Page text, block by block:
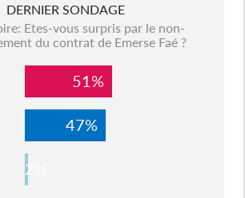
DERNIER SONDAGE
Etes-vous surpris par le non-
du contrat de Emerse Faé ?
51%
47%
2%